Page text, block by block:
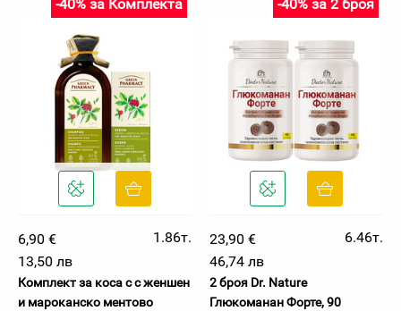
-40% за Комплекта
6,90 €
1.86т.
13,50 лв
Комплект за коса с с женшен
и мароканско ментово
-40% за 2 броя
23,90 €
6.46т.
46,74 лв
2 броя Dr. Nature
Глюкоманан Форте, 90